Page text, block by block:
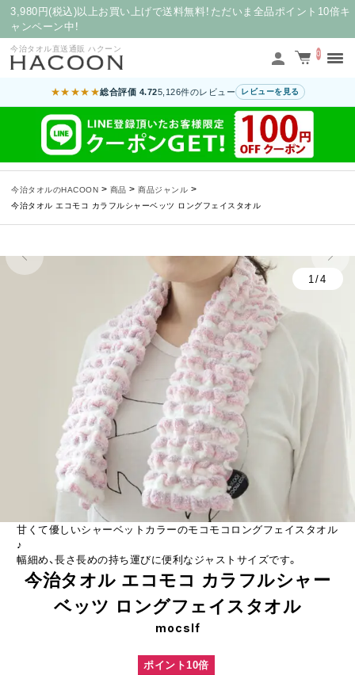
3,980円(税込)以上お買い上げで送料無料！ただいま全品ポイント10倍キ
ャンペーン中！
今治タオル直送通販 ハクーン
0
★★★★★総合評価 4.725,126件のレビュー レビューを見る
今治タオルのHACOON > 商品 > 商品ジャンル >
今治タオル エコモコ カラフルシャーベッツ ロングフェイスタオル
1/4
甘くて優しいシャーベットカラーのモコモコロングフェイスタオル
♪
幅細め、長さ長めの持ち運びに便利なジャストサイズです。
今治タオル エコモコ カラフルシャー
ベッツ ロングフェイスタオル
mocslf
ポイント10倍